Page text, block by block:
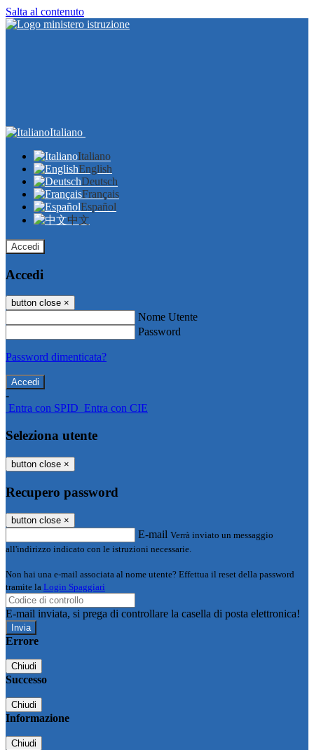
Salta al contenuto
Italiano
Italiano
English
Deutsch
Français
Español
中文
Accedi
Accedi
button close ×
Nome Utente
Password
Password dimenticata?
-
Entra con SPID Entra con CIE
Seleziona utente
button close ×
Recupero password
button close ×
E-mail Verrà inviato un messaggio
all'indirizzo indicato con le istruzioni necessarie.
Non hai una e-mail associata al nome utente? Effettua il reset della password
tramite la Login Spaggiari
E-mail inviata, si prega di controllare la casella di posta elettronica!
Errore
Chiudi
Successo
Chiudi
Informazione
Chiudi